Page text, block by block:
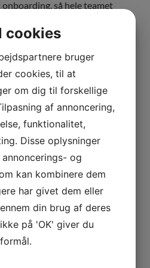
så hele teamet
+45 70 70 13 12
til os eller klik
gennemgang af, hvordan I
og styrke
cookies
bruger
cookies, til at
om dig til forskellige
af annoncering,
funktionalitet,
Disse oplysninger
og
kan kombinere dem
har givet dem eller
din brug af deres
på 'OK' giver du